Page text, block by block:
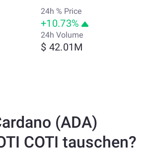
24h % Price
+10.73%
24h Volume
$ 42.01M
(ADA)
COTI tauschen?